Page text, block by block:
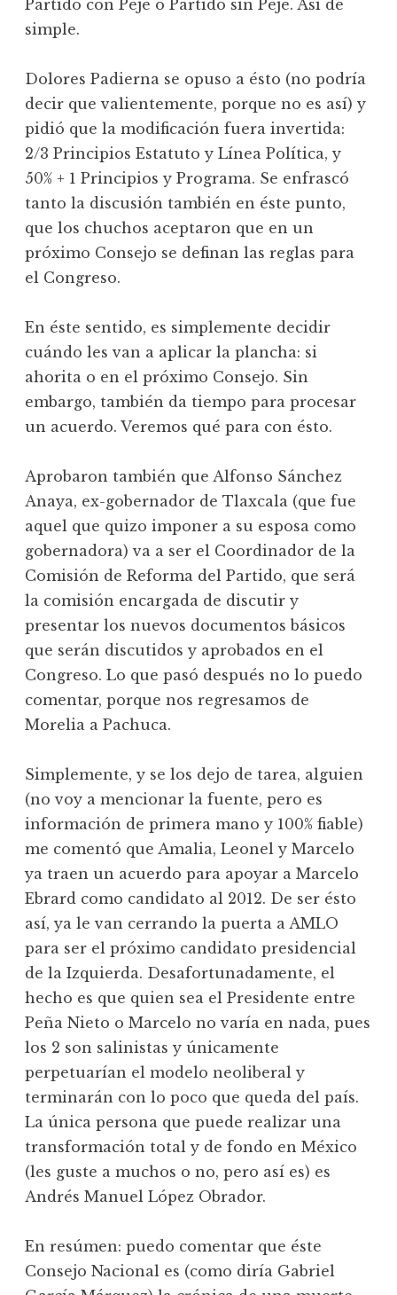
Partido con Peje o Partido sin Peje. Así de
simple.
Dolores Padierna se opuso a ésto (no podría
decir que valientemente, porque no es así) y
pidió que la modificación fuera invertida:
2/3 Principios Estatuto y Línea Política, y
50% + 1 Principios y Programa. Se enfrascó
tanto la discusión también en éste punto,
que los chuchos aceptaron que en un
próximo Consejo se definan las reglas para
el Congreso.
En éste sentido, es simplemente decidir
cuándo les van a aplicar la plancha: si
ahorita o en el próximo Consejo. Sin
embargo, también da tiempo para procesar
un acuerdo. Veremos qué para con ésto.
Aprobaron también que Alfonso Sánchez
Anaya, ex-gobernador de Tlaxcala (que fue
aquel que quizo imponer a su esposa como
gobernadora) va a ser el Coordinador de la
Comisión de Reforma del Partido, que será
la comisión encargada de discutir y
presentar los nuevos documentos básicos
que serán discutidos y aprobados en el
Congreso. Lo que pasó después no lo puedo
comentar, porque nos regresamos de
Morelia a Pachuca.
Simplemente, y se los dejo de tarea, alguien
(no voy a mencionar la fuente, pero es
información de primera mano y 100% fiable)
me comentó que Amalia, Leonel y Marcelo
ya traen un acuerdo para apoyar a Marcelo
Ebrard como candidato al 2012. De ser ésto
así, ya le van cerrando la puerta a AMLO
para ser el próximo candidato presidencial
de la Izquierda. Desafortunadamente, el
hecho es que quien sea el Presidente entre
Peña Nieto o Marcelo no varía en nada, pues
los 2 son salinistas y únicamente
perpetuarían el modelo neoliberal y
terminarán con lo poco que queda del país.
La única persona que puede realizar una
transformación total y de fondo en México
(les guste a muchos o no, pero así es) es
Andrés Manuel López Obrador.
En resúmen: puedo comentar que éste
Consejo Nacional es (como diría Gabriel